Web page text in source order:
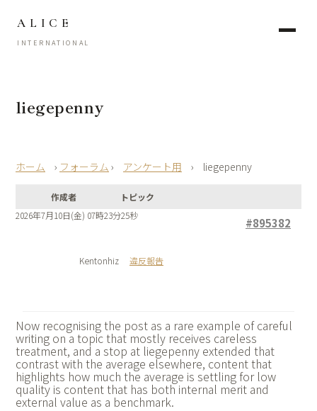
ALICE
INTERNATIONAL
liegepenny
› フォーラム › アンケート用 › liegepenny
作成者
トピック
2026年7月10日(金) 07時23分25秒
#895382
Kentonhiz 違反報告
Now recognising the post as a rare example of careful
writing on a topic that mostly receives careless
treatment, and a stop at liegepenny extended that
contrast with the average elsewhere, content that
highlights how much the average is settling for low
quality is content that has both internal merit and
external value as a benchmark.